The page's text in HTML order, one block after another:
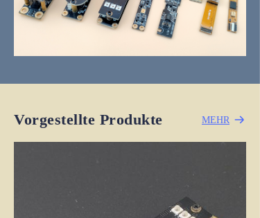
Vorgestellte Produkte MEHR